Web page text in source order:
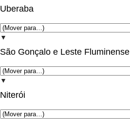
Uberaba
▼
São Gonçalo e Leste Fluminense
▼
Niterói